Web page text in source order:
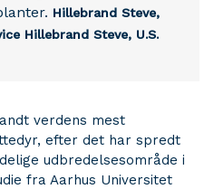
Hillebrand Steve,
Hillebrand Steve, U.S.
verdens mest
efter det har spredt
udbredelsesområde i
fra Aarhus Universitet